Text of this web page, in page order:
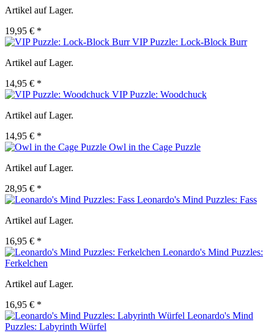
Artikel auf Lager.
19,95 € *
VIP Puzzle: Lock-Block Burr
Artikel auf Lager.
14,95 € *
VIP Puzzle: Woodchuck
Artikel auf Lager.
14,95 € *
Owl in the Cage Puzzle
Artikel auf Lager.
28,95 € *
Leonardo's Mind Puzzles: Fass
Artikel auf Lager.
16,95 € *
Leonardo's Mind Puzzles:
Ferkelchen
Artikel auf Lager.
16,95 € *
Leonardo's Mind
Puzzles: Labyrinth Würfel